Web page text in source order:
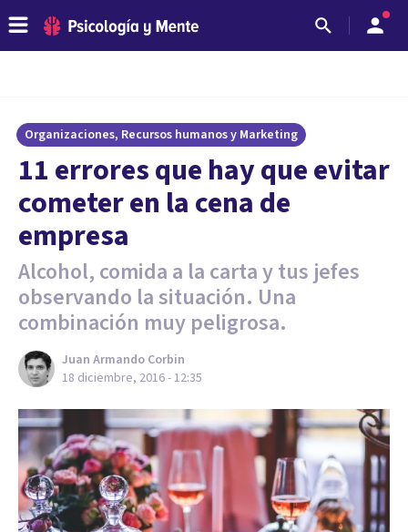
Organizaciones, Recursos humanos y Marketing
​11 errores que hay que evitar
cometer en la cena de
empresa
Alcohol, comida a la carta y tus jefes
observando la situación. Una
combinación muy peligrosa.
Juan Armando Corbin
18 diciembre, 2016 - 12:35